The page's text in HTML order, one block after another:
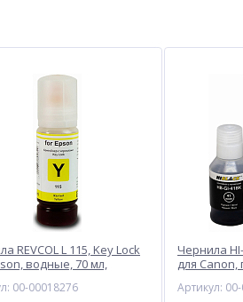
% %
REVCOL L 115, Key Lock
водные, 70 мл,
00-00018276
Чернила HI-
для
Артикул: